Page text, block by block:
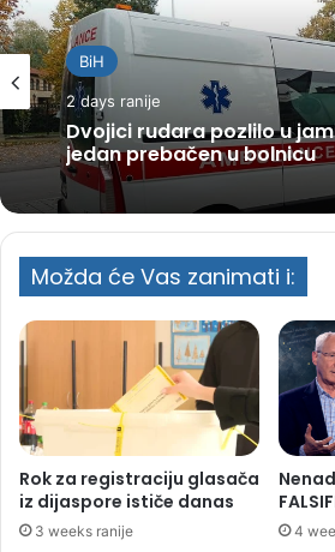
BiH
2 days ranije
Dvojici rudara pozlilo u
jedan prebačen u bolnicu
Možda će Vas zanimati i:
Rok za registraciju glasača
iz dijaspore ističe danas
3 weeks ranije 4